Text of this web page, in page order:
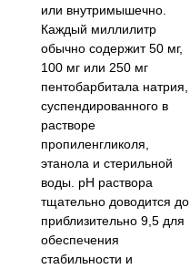
или внутримышечно.
Каждый миллилитр
обычно содержит 50 мг,
100 мг или 250 мг
пентобарбитала натрия,
суспендированного в
растворе
пропиленгликоля,
этанола и стерильной
воды. pH раствора
тщательно доводится до
приблизительно 9,5 для
обеспечения
стабильности и